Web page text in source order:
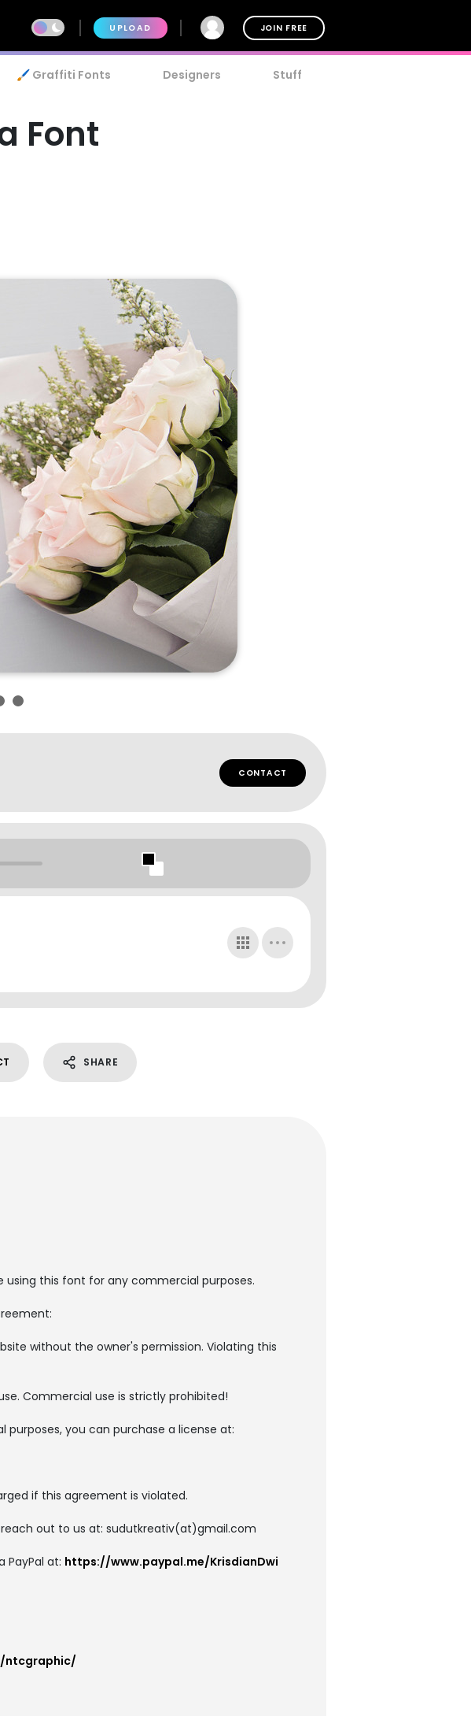
UPLOAD JOIN FREE
🖌️ Graffiti Fonts Designers Stuff
Font
CONTACT
SHARE
this font for any commercial purposes.
without the owner's permission. Violating this
Commercial use is strictly prohibited!
you can purchase a license at:
if this agreement is violated.
out to us at: sudutkreativ(at)gmail.com
PayPal at: https://www.paypal.me/KrisdianDwi
ntcgraphic/